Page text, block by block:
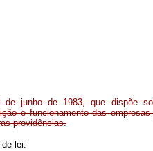
junho de 1983, que dispõe
e funcionamento das
providências.
lei: